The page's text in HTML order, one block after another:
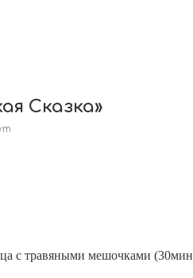
Сказка»
с травяными мешочками